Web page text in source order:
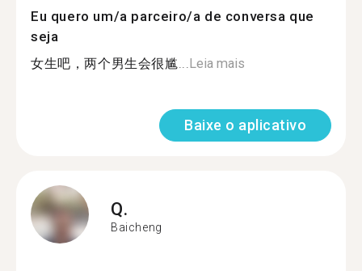
Eu quero um/a parceiro/a de conversa que
seja
女生吧，两个男生会很尴...Leia mais
Baixe o aplicativo
Q.
Baicheng